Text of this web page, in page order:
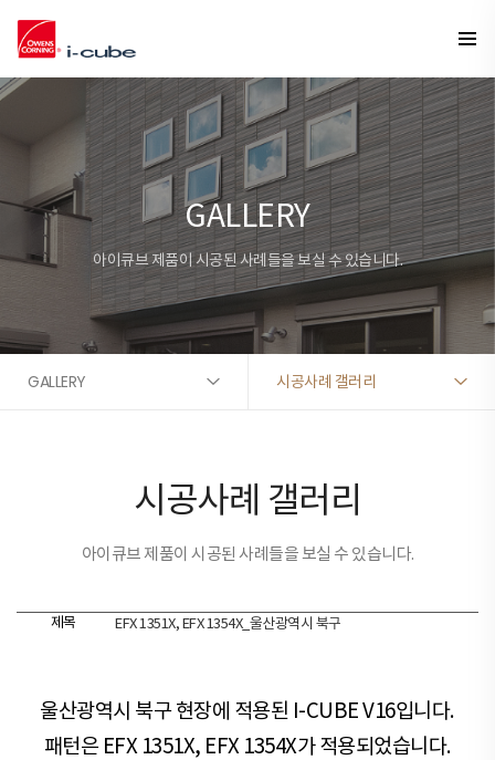
GALLERY
아이큐브 제품이 시공된 사례들을 보실 수 있습니다.
GALLERY 시공사례 갤러리
시공사례 갤러리
아이큐브 제품이 시공된 사례들을 보실 수 있습니다.
제목 EFX 1351X, EFX 1354X_울산광역시 북구
울산광역시 북구 현장​​에 적용된 I-CUBE V16입니다.
패턴은 EFX 1351X, EFX 1354X가 적용되었습니다.